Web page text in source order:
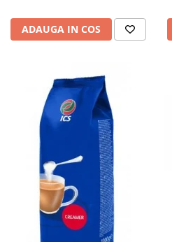
ADAUGA IN COS